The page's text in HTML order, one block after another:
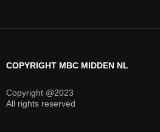
COPYRIGHT MBC MIDDEN NL
Copyright @2023
All rights reserved